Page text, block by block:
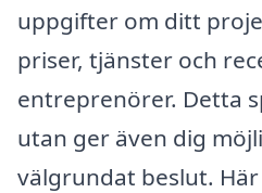
uppgifter om ditt
priser, tjänster och
entreprenörer. Detta
utan ger även dig
välgrundat beslut.